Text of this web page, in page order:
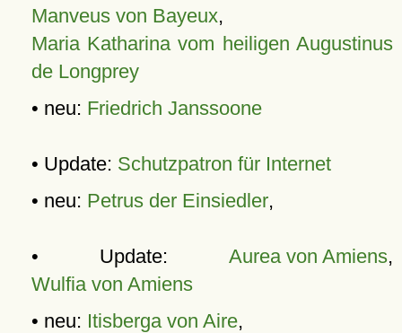
Manveus von Bayeux,
Maria Katharina vom heiligen Augustinus
de Longprey
• neu: Friedrich Janssoone
• Update: Schutzpatron für Internet
• neu: Petrus der Einsiedler,
• Update: Aurea von Amiens,
Wulfia von Amiens
• neu: Itisberga von Aire,